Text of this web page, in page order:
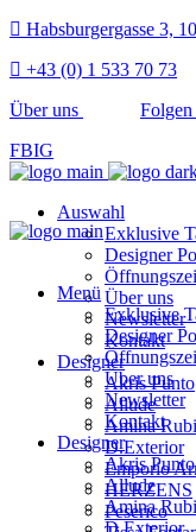
Habsburgergasse 3,
+43 (0) 1 533 70 73
Über uns
Folgen
FBIG
Auswahl
Exklusive
Designer
Über uns
Newsletter
Kontakt
Designer
Akris Punto
Allude
Amina
D.Exterior
Emporio
HERZENS
Peserico
Menü
Exklusive
Designer
Über uns
Newsletter
Kontakt
Designer
Akris Punto
Allude
Amina
D.Exterior